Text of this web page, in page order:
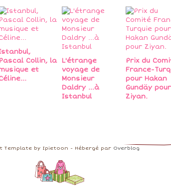
Collin, la
et
L'étrange
voyage de
Monsieur
Daldry ...à
Istanbul
Prix du
France-
pour Hakan
Gundäy pour
Ziyan.
Template by Ipietoon - Hébergé par Overblog